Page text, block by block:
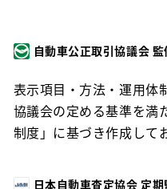
自動車公正取引協議会 監
表示項目・方法・運用体
協議会の定める基準を満
制度」に基づき作成して
日本自動車査定協会 定